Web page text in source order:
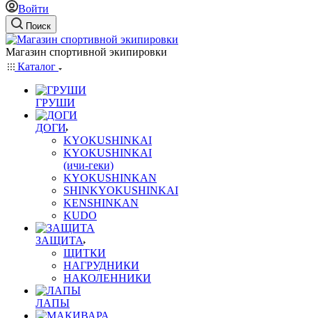
Войти
Поиск
Магазин спортивной экипировки
Каталог
ГРУШИ
ДОГИ
KYOKUSHINKAI
KYOKUSHINKAI
(ичи-геки)
KYOKUSHINKAN
SHINKYOKUSHINKAI
KENSHINKAN
KUDO
ЗАЩИТА
ЩИТКИ
НАГРУДНИКИ
НАКОЛЕННИКИ
ЛАПЫ